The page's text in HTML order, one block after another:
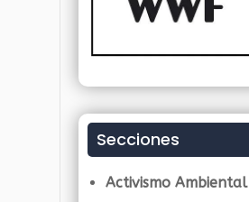
Secciones
Activismo Ambiental